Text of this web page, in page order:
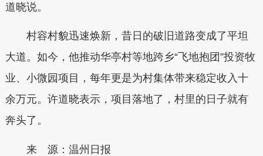
道晓说。
村容村貌迅速焕新，昔日的破旧道路变成了平坦
大道。如今，他推动华亭村等地跨乡“飞地抱团”投资牧
业、小微园项目，每年更是为村集体带来稳定收入十
余万元。许道晓表示，项目落地了，村里的日子就有
奔头了。
来 源：温州日报